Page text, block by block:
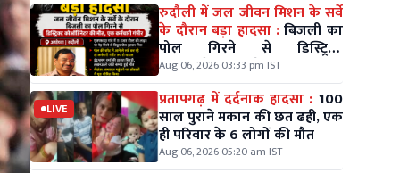
रुदौली में जल जीवन मिशन के सर्वे
के दौरान बड़ा हादसा :बिजली का
पोल गिरने से डिस्ट्रिक्ट
कोऑर्डिनेटर की मौत, एक कर्मचारी
गंभीर
Aug 06, 2026 03:33 pm IST
LIVE प्रतापगढ़ में दर्दनाक हादसा : 100
साल पुराने मकान की छत ढही, एक
ही परिवार के 6 लोगों की मौत
Aug 06, 2026 05:20 am IST